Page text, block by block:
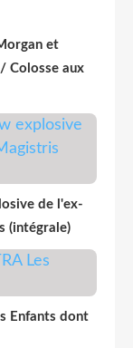
et
Colosse aux
de l'ex-
(intégrale)
Enfants dont